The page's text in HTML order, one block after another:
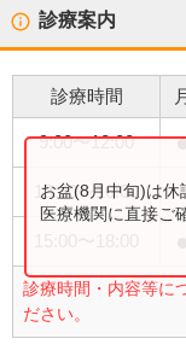
診療案内
診療時間
9:00〜12:00
13:30〜16:00
診療時間・内容等に
ださい。
お盆(8月中旬)は
医療機関に直接ご